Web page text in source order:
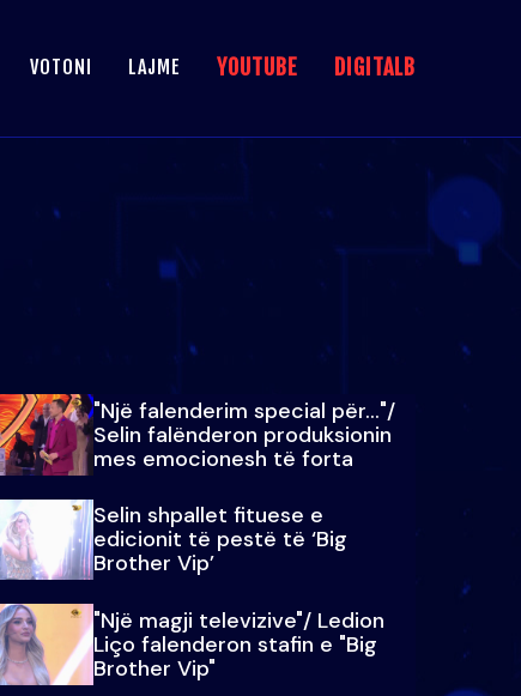
VOTONI LAJME YOUTUBE DIGITALB
"Një falenderim special për…"/
Selin falënderon produksionin
mes emocionesh të forta
Selin shpallet fituese e
edicionit të pestë të ‘Big
Brother Vip’
"Një magji televizive"/ Ledion
Liço falenderon stafin e "Big
Brother Vip"